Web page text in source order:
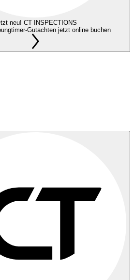
neu! CT INSPECTIONS
Gutachten jetzt online buchen